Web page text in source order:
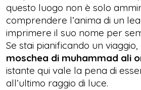
questo luogo non è solo
comprendere l’anima di un
imprimere il suo nome per
Se stai pianificando un
moschea di muhammad ali
istante qui vale la pena di
all’ultimo raggio di luce.